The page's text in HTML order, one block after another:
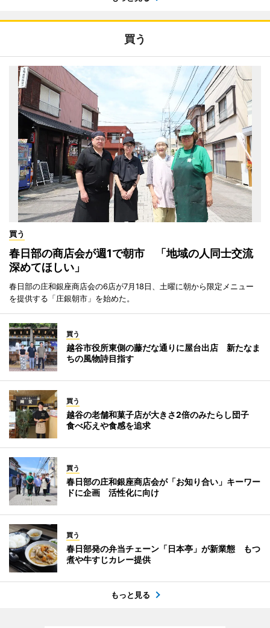
買う
買う
春日部の商店会が週1で朝市 「地域の人同士交流
深めてほしい」
春日部の庄和銀座商店会の6店が7月18日、土曜に朝から限定メニュー
を提供する「庄銀朝市」を始めた。
買う
越谷市役所東側の藤だな通りに屋台出店 新たなま
ちの風物詩目指す
買う
越谷の老舗和菓子店が大きさ2倍のみたらし団子
食べ応えや食感を追求
買う
春日部の庄和銀座商店会が「お知り合い」キーワー
ドに企画 活性化に向け
買う
春日部発の弁当チェーン「日本亭」が新業態 もつ
煮や牛すじカレー提供
もっと見る